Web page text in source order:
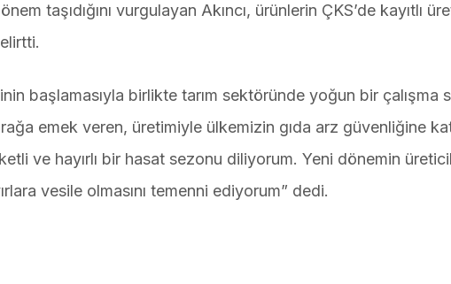
taşıdığını vurgulayan Akıncı, ürünlerin ÇKS’de kayıtlı
başlamasıyla birlikte tarım sektöründe yoğun bir çalışma
emek veren, üretimiyle ülkemizin gıda arz güvenliğine
ve hayırlı bir hasat sezonu diliyorum. Yeni dönemin
vesile olmasını temenni ediyorum” dedi.